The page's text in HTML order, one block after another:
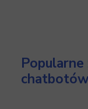
chatbotów